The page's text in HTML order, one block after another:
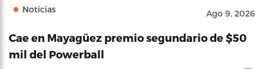
Noticias Ago 9, 2026
Cae en Mayagüez premio segundario de $50
mil del Powerball